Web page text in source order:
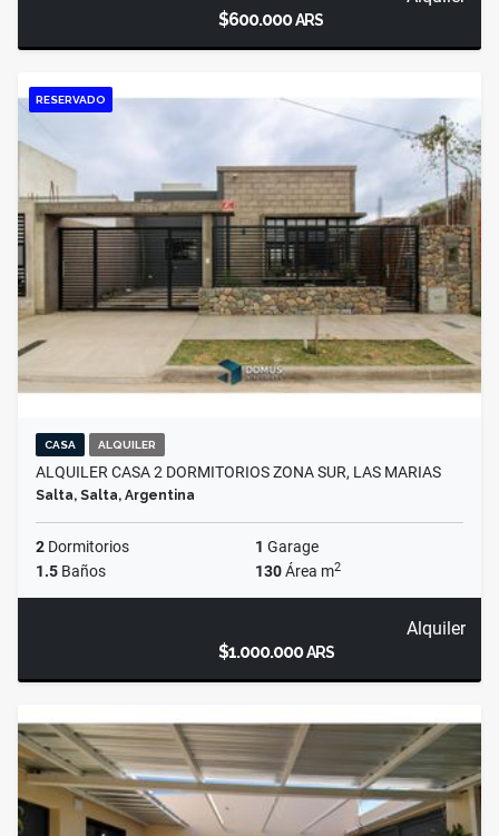
$600.000ARS
RESERVADO
CASA ALQUILER
ALQUILER CASA 2 DORMITORIOS ZONA SUR, LAS MARIAS
Salta, Salta, Argentina
2 Dormitorios 1 Garage
1.5 Baños 130Área m2
Alquiler
$1.000.000ARS